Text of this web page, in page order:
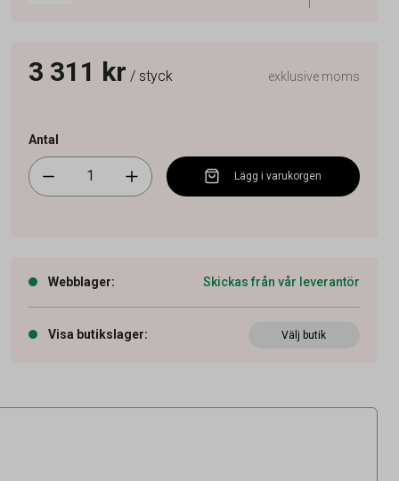
3 311 kr / styck exklusive moms
Antal
Lägg i varukorgen
Webblager: Skickas från vår leverantör
Visa butikslager: Välj butik